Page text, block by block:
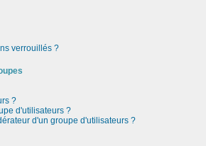
verrouillés ?
?
d'utilisateurs ?
d'un groupe d'utilisateurs ?